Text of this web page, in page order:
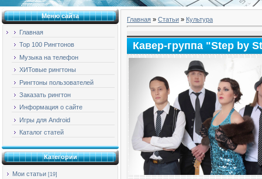
Меню сайта
Главная
Top 100 Рингтонов
Музыка на телефон
ХИТовые рингтоны
Рингтоны пользователей
Заказать рингтон
Информация о сайте
Игры для Android
Каталог статей
Категории
Мои статьи [19]
Главная » Статьи » Культура
Кавер-группа "Step by